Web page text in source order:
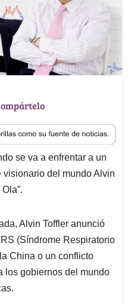
se va a enfrentar a un
visionario del mundo Alvin
Alvin Toffler anunció
(Síndrome Respiratorio
China o un conflicto
los gobiernos del mundo